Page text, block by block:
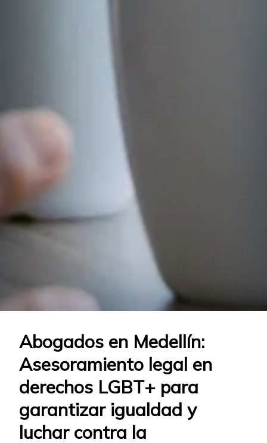
Abogados en Medellín:
Asesoramiento legal en
derechos LGBT+ para
garantizar igualdad y
luchar contra la